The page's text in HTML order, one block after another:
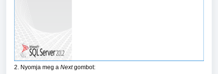
2. Nyomja meg a Nextgombot: